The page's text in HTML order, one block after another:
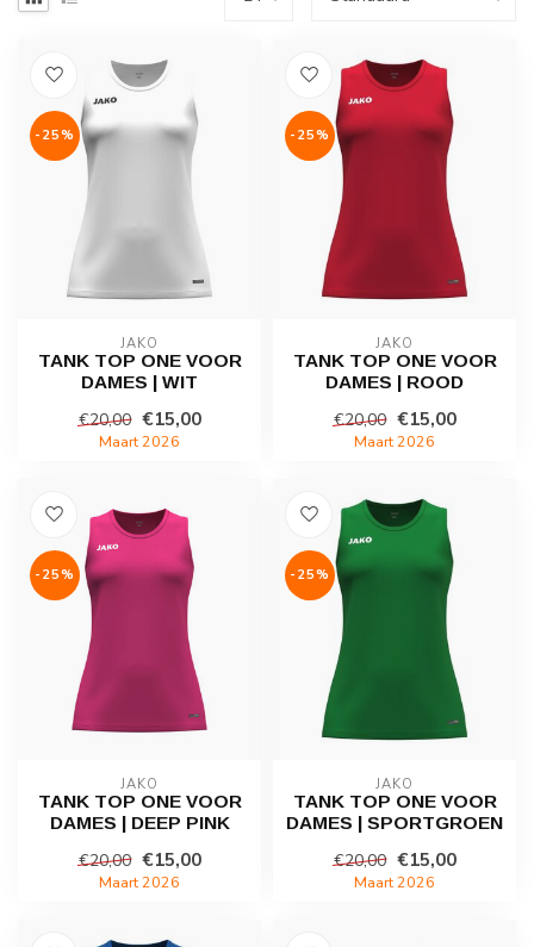
-25%
JAKO
TANK TOP ONE VOOR
DAMES | WIT
€20,00 €15,00
Maart 2026
-25%
JAKO
TANK TOP ONE VOOR
DAMES | ROOD
€20,00 €15,00
Maart 2026
-25%
JAKO
TANK TOP ONE VOOR
DAMES | DEEP PINK
€20,00 €15,00
Maart 2026
-25%
JAKO
TANK TOP ONE VOOR
DAMES | SPORTGROEN
€20,00 €15,00
Maart 2026